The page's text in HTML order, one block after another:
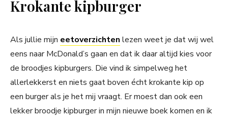
Krokante kipburger
Als jullie mijn eetoverzichten lezen weet je dat wij wel
eens naar McDonald’s gaan en dat ik daar altijd kies voor
de broodjes kipburgers. Die vind ik simpelweg het
allerlekkerst en niets gaat boven écht krokante kip op
een burger als je het mij vraagt. Er moest dan ook een
lekker broodje kipburger in mijn nieuwe boek komen en ik